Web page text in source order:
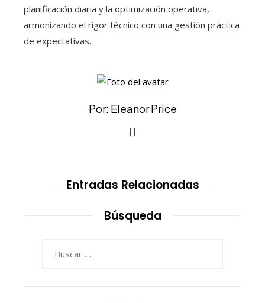
planificación diaria y la optimización operativa,
armonizando el rigor técnico con una gestión práctica
de expectativas.
Por: Eleanor Price
Entradas Relacionadas
Búsqueda